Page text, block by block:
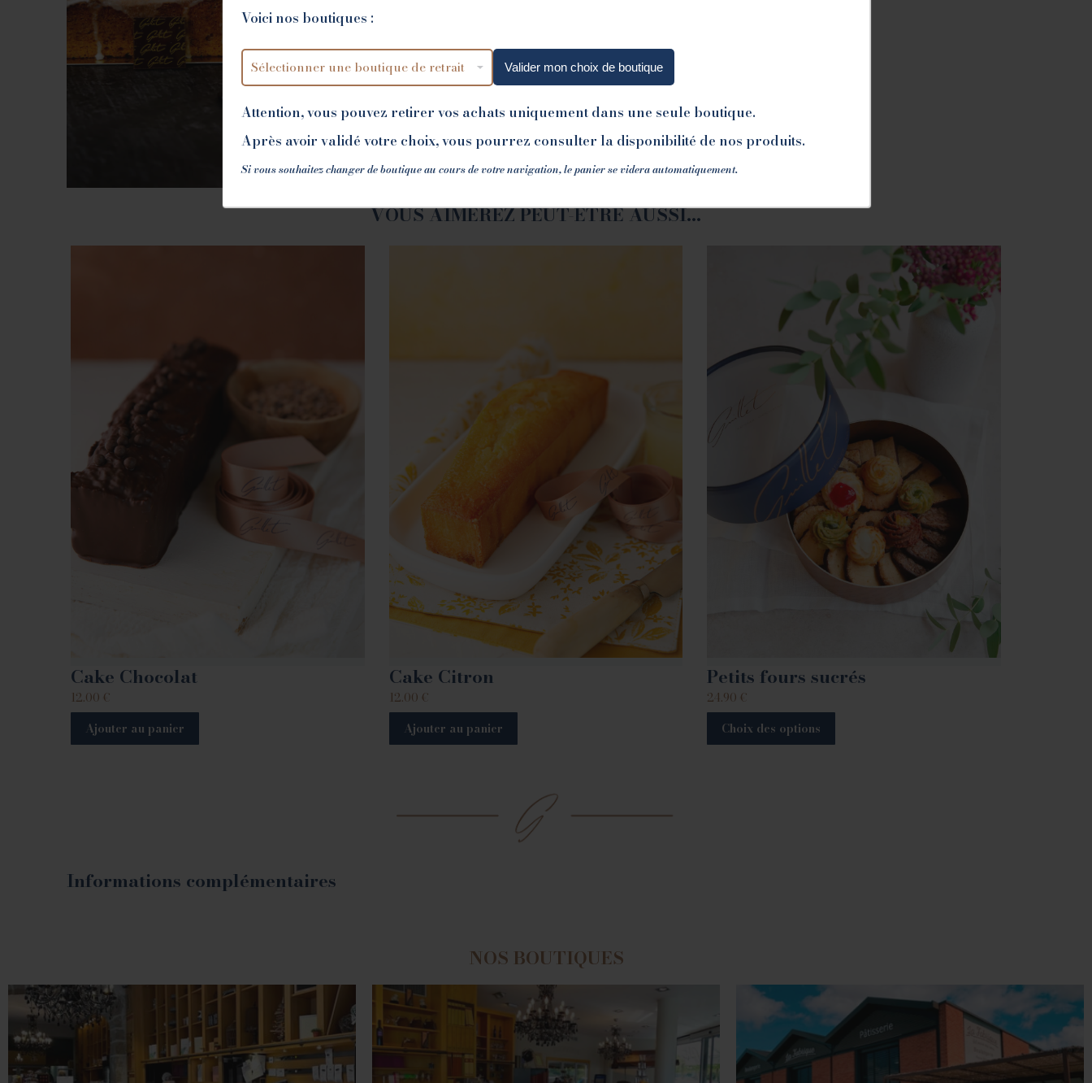
Voici nos boutiques :
Valider mon choix de boutique
Attention, vous pouvez retirer vos achats uniquement dans une seule boutique.
Après avoir validé votre choix, vous pourrez consulter la disponibilité de nos produits.
Si vous souhaitez changer de boutique au cours de votre navigation, le panier se videra automatiquement.
VOUS AIMEREZ PEUT-ÊTRE AUSSI…
Cake Chocolat
12.00 €
Ajouter au panier
Cake Citron
12.00 €
Ajouter au panier
Petits fours sucrés
24.90 €
Choix des options
Informations complémentaires
NOS BOUTIQUES